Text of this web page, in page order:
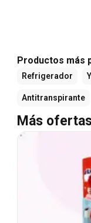
Productos más
Refrigerador
Antitranspirante
Más